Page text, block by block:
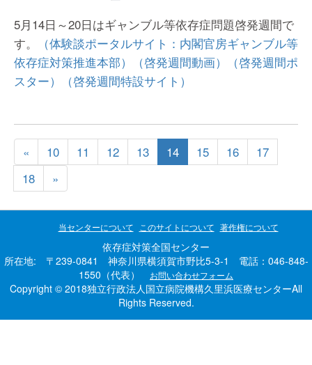
5月14日～20日はギャンブル等依存症問題啓発週間で
す。
（体験談ポータルサイト：内閣官房ギャンブル等
依存症対策推進本部）
（啓発週間動画）
（啓発週間ポ
スター）
（啓発週間特設サイト）
« 10 11 12 13 14 15 16
17
18
»
当センターについて このサイトについて 著作権について
依存症対策全国センター
所在地: 〒239-0841 神奈川県横須賀市野比5-3-1 電話：046-848-
1550（代表）
お問い合わせフォーム
Copyright © 2018独立行政法人国立病院機構久里浜医療センターAll
Rights Reserved.